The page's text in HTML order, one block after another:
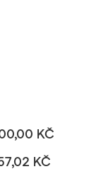
KČ
KČ